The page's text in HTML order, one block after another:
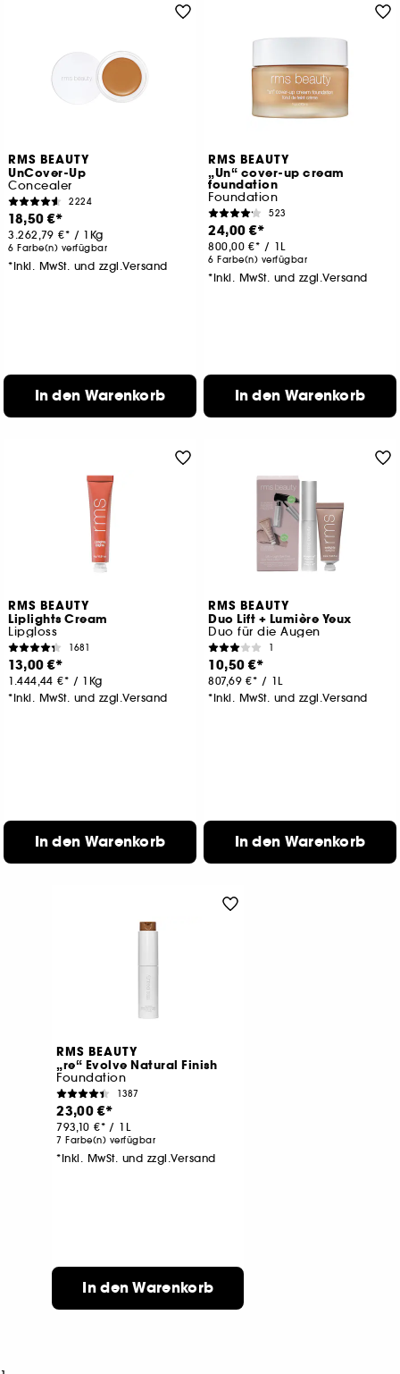
RMS BEAUTY
UnCover-Up
Concealer
2224
18,50 €
3.262,79 € / 1Kg
6 Farbe(n) verfügbar
*Inkl. MwSt. und zzgl.Versand
In den Warenkorb
RMS BEAUTY
„Un“ cover-up cream
foundation
Foundation
523
24,00 €
800,00 € / 1L
6 Farbe(n) verfügbar
*Inkl. MwSt. und zzgl.Versand
In den Warenkorb
RMS BEAUTY
Liplights Cream
Lipgloss
1681
13,00 €
1.444,44 € / 1Kg
*Inkl. MwSt. und zzgl.Versand
In den Warenkorb
RMS BEAUTY
Duo Lift + Lumière Yeux
Duo für die Augen
1
10,50 €
807,69 € / 1L
*Inkl. MwSt. und zzgl.Versand
In den Warenkorb
RMS BEAUTY
„re“ Evolve Natural Finish
Foundation
1387
23,00 €
793,10 € / 1L
7 Farbe(n) verfügbar
*Inkl. MwSt. und zzgl.Versand
In den Warenkorb